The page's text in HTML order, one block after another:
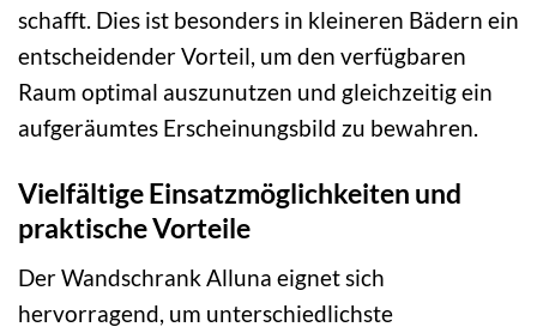
schafft. Dies ist besonders in kleineren Bädern ein
entscheidender Vorteil, um den verfügbaren
Raum optimal auszunutzen und gleichzeitig ein
aufgeräumtes Erscheinungsbild zu bewahren.
Vielfältige Einsatzmöglichkeiten und
praktische Vorteile
Der Wandschrank Alluna eignet sich
hervorragend, um unterschiedlichste